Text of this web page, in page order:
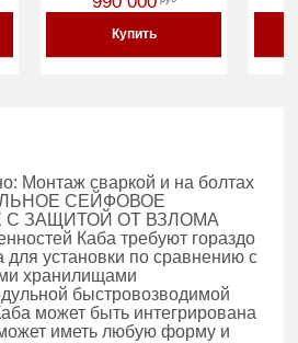
Купить
Монтаж сваркой и на болтах
СЕЙФОВОЕ
ЗАЩИТОЙ ОТ ВЗЛОМА
Каба требуют гораздо
установки по сравнению с
хранилищами
быстровозводимой
может быть интегрирована
иметь любую форму и